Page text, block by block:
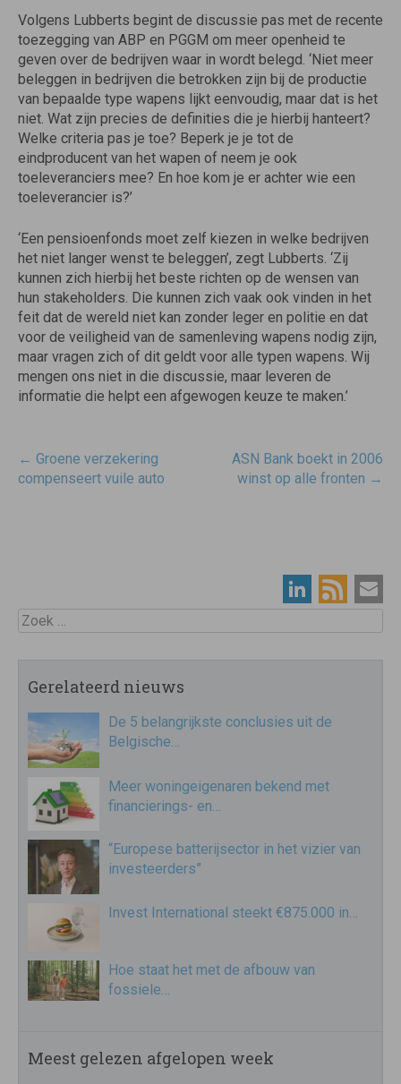
Volgens Lubberts begint de discussie pas met de recente
toezegging van ABP en PGGM om meer openheid te
geven over de bedrijven waar in wordt belegd. ‘Niet meer
beleggen in bedrijven die betrokken zijn bij de productie
van bepaalde type wapens lijkt eenvoudig, maar dat is het
niet. Wat zijn precies de definities die je hierbij hanteert?
Welke criteria pas je toe? Beperk je je tot de
eindproducent van het wapen of neem je ook
toeleveranciers mee? En hoe kom je er achter wie een
toeleverancier is?’
‘Een pensioenfonds moet zelf kiezen in welke bedrijven
het niet langer wenst te beleggen’, zegt Lubberts. ‘Zij
kunnen zich hierbij het beste richten op de wensen van
hun stakeholders. Die kunnen zich vaak ook vinden in het
feit dat de wereld niet kan zonder leger en politie en dat
voor de veiligheid van de samenleving wapens nodig zijn,
maar vragen zich of dit geldt voor alle typen wapens. Wij
mengen ons niet in die discussie, maar leveren de
informatie die helpt een afgewogen keuze te maken.’
Post
navigatie
← Groene verzekering
compenseert vuile auto
ASN Bank boekt in 2006
winst op alle fronten →
Zoek
Gerelateerd nieuws
De 5 belangrijkste conclusies uit de
Belgische…
Meer woningeigenaren bekend met
financierings- en…
“Europese batterijsector in het vizier van
investeerders”
Invest International steekt €875.000 in…
Hoe staat het met de afbouw van
fossiele…
Meest gelezen afgelopen week